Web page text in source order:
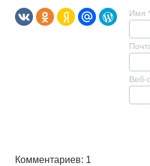
Имя
Веб-
Комментариев: 1